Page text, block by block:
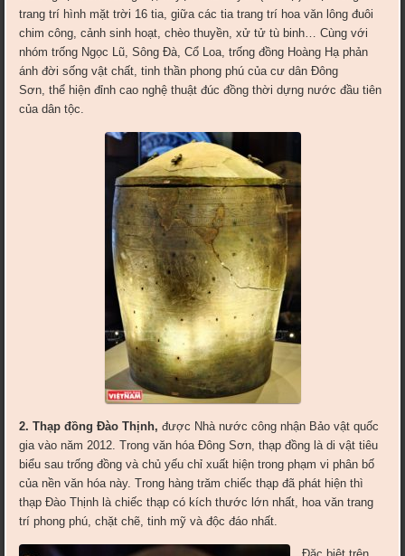
trang trí hình mặt trời 16 tia, giữa các tia trang trí hoa văn lông đuôi
chim công, cảnh sinh hoạt, chèo thuyền, xử tử tù binh… Cùng với
nhóm trống Ngọc Lũ, Sông Đà, Cổ Loa, trống đồng Hoàng Hạ phản
ánh đời sống vật chất, tinh thần phong phú của cư dân Đông
Sơn, thể hiện đỉnh cao nghệ thuật đúc đồng thời dựng nước đầu tiên
của dân tộc.
2. Thạp đồng Đào Thịnh, được Nhà nước công nhận Bảo vật quốc
gia vào năm 2012. Trong văn hóa Đông Sơn, thạp đồng là di vật tiêu
biểu sau trống đồng và chủ yếu chỉ xuất hiện trong phạm vi phân bố
của nền văn hóa này. Trong hàng trăm chiếc thạp đã phát hiện thì
thạp Đào Thịnh là chiếc thạp có kích thước lớn nhất, hoa văn trang
trí phong phú, chặt chẽ, tinh mỹ và độc đáo nhất.